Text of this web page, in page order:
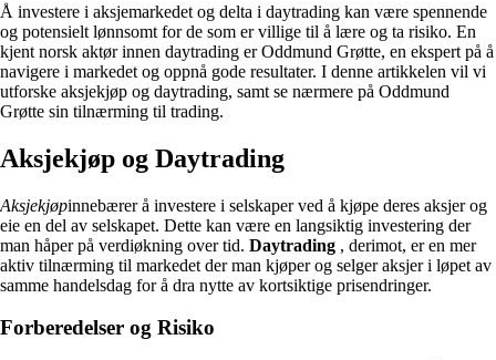
Å investere i aksjemarkedet og delta i daytrading kan være spennende
og potensielt lønnsomt for de som er villige til å lære og ta risiko. En
kjent norsk aktør innen daytrading er Oddmund Grøtte, en ekspert på å
navigere i markedet og oppnå gode resultater. I denne artikkelen vil vi
utforske aksjekjøp og daytrading, samt se nærmere på Oddmund
Grøtte sin tilnærming til trading.
Aksjekjøp og Daytrading
Aksjekjøpinnebærer å investere i selskaper ved å kjøpe deres aksjer og
eie en del av selskapet. Dette kan være en langsiktig investering der
man håper på verdiøkning over tid. Daytrading , derimot, er en mer
aktiv tilnærming til markedet der man kjøper og selger aksjer i løpet av
samme handelsdag for å dra nytte av kortsiktige prisendringer.
Forberedelser og Risiko